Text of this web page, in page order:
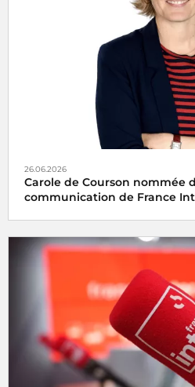
26.06.2026
Carole de Courson nommée
communication de France